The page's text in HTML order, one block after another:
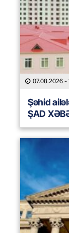
07.08.2026 -
Şəhid
ŞAD